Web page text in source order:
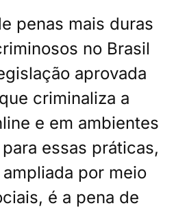
penas mais duras
no Brasil
aprovada
criminaliza a
e em ambientes
essas práticas,
por meio
é a pena de